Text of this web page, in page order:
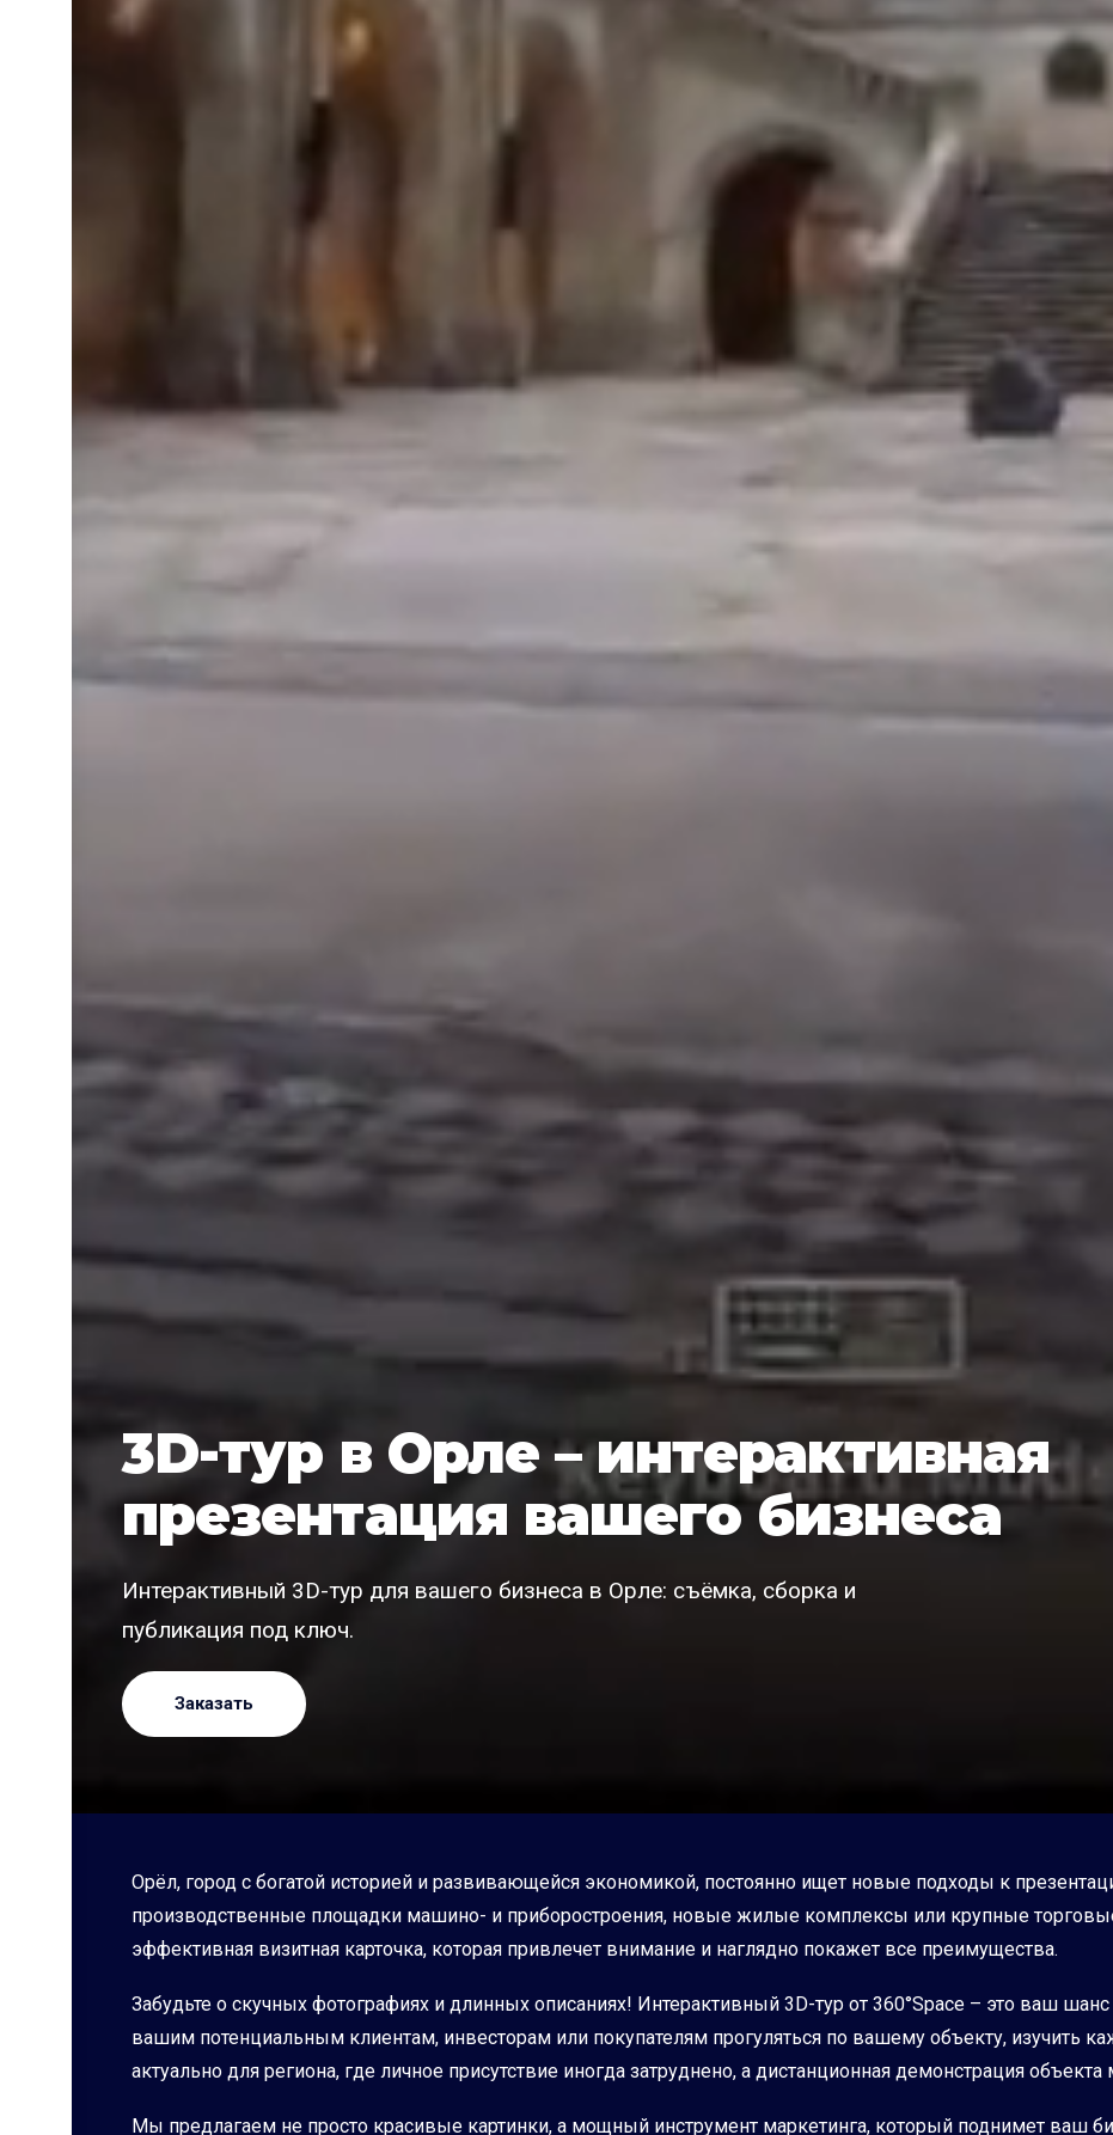
3D-тур в Орле – интерактивная
презентация вашего бизнеса
Интерактивный 3D-тур для вашего бизнеса в Орле: съёмка, сборка и
публикация под ключ.
Заказать
Орёл, город с богатой историей и развивающейся экономикой, постоянно ищет новые подходы к
производственные площадки машино- и приборостроения, новые жилые комплексы или крупные
эффективная визитная карточка, которая привлечет внимание и наглядно покажет все преимущества.
Забудьте о скучных фотографиях и длинных описаниях! Интерактивный 3D-тур от 360°Space – это ваш
вашим потенциальным клиентам, инвесторам или покупателям прогуляться по вашему объекту, изучить
актуально для региона, где личное присутствие иногда затруднено, а дистанционная демонстрация
Мы предлагаем не просто красивые картинки, а мощный инструмент маркетинга, который поднимет ваш